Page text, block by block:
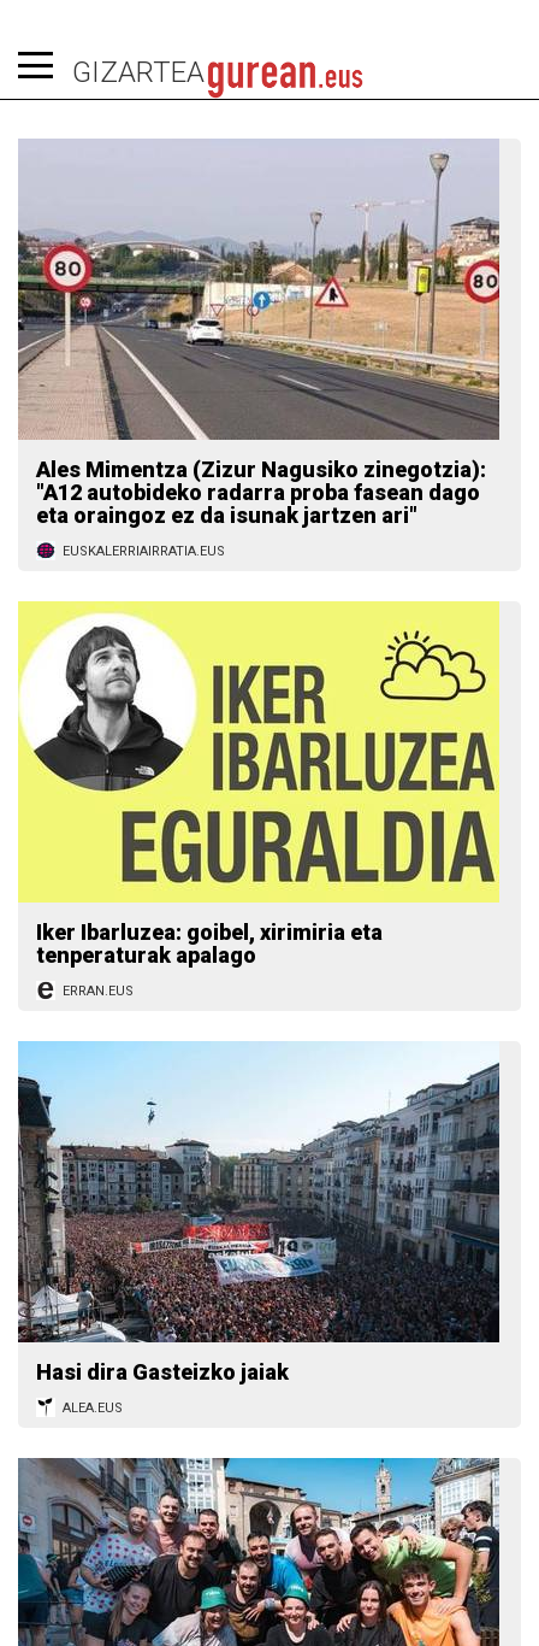
GIZARTEA
Ales Mimentza (Zizur Nagusiko zinegotzia):
"A12 autobideko radarra proba fasean dago
eta oraingoz ez da isunak jartzen ari"
EUSKALERRIAIRRATIA.EUS
Iker Ibarluzea: goibel, xirimiria eta
tenperaturak apalago
ERRAN.EUS
Hasi dira Gasteizko jaiak
ALEA.EUS